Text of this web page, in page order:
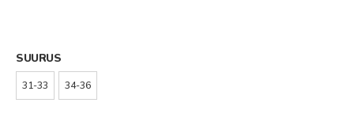
SUURUS
31-33 34-36